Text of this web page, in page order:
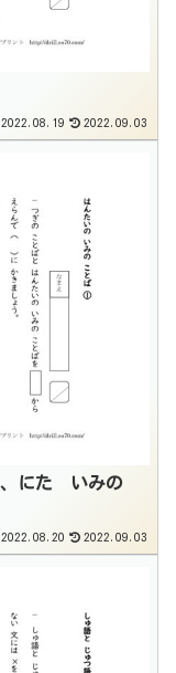
2022.08.19 2022.09.03
にた いみの
2022.08.20 2022.09.03